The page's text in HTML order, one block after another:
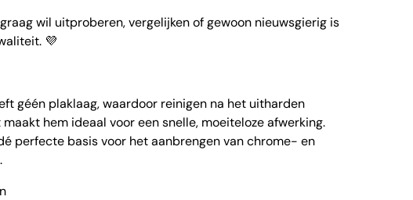
wil uitproberen, vergelijken of gewoon nieuwsgierig is
💜
géén plaklaag, waardoor reinigen na het uitharden
hem ideaal voor een snelle, moeiteloze afwerking.
perfecte basis voor het aanbrengen van chrome- en